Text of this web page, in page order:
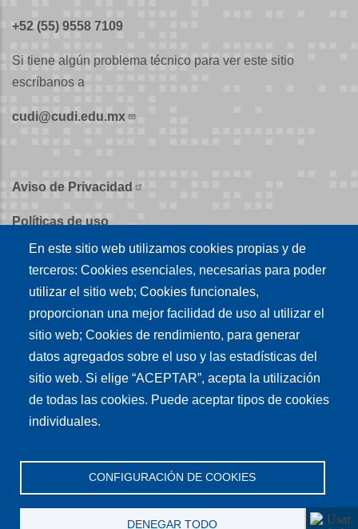
En este sitio web utilizamos cookies propias y de
terceros: Cookies esenciales, necesarias para poder
utilizar el sitio web; Cookies funcionales,
proporcionan una mejor facilidad de uso al utilizar el
sitio web; Cookies de rendimiento, para generar
datos agregados sobre el uso y las estadísticas del
sitio web. Si elige “ACEPTAR”, acepta la utilización
de todas las cookies. Puede aceptar tipos de cookies
individuales.
CONFIGURACIÓN DE COOKIES
DENEGAR TODO
+52 (55) 9558 7109
Si tiene algún problema técnico para ver este sitio
escríbanos a
cudi@cudi.edu.mx
Aviso de Privacidad
Políticas de uso
Políticas de publicación
Créditos
Tu conexión es
Síguenos en nuestras redes sociales